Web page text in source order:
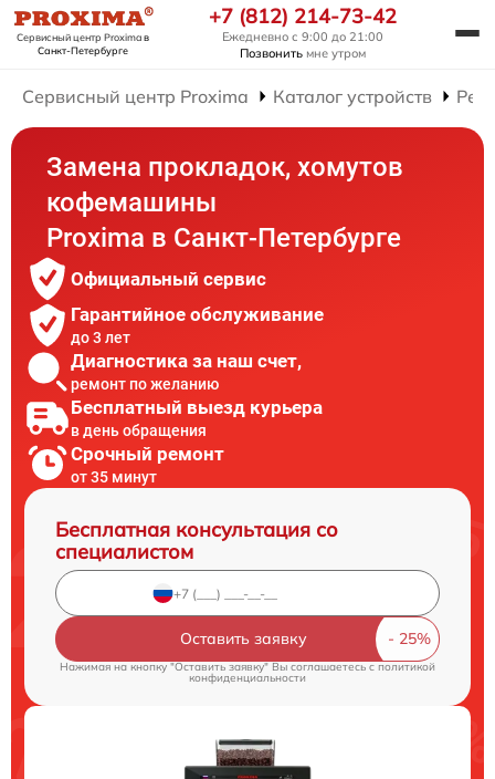
Сервисный центр Proximaв
Санкт-Петербурге
+7 (812) 214-73-42
Ежедневно с 9:00 до 21:00
Позвонить мне утром
Сервисный центр Proxima Каталог устройств
Замена прокладок, хомутов
кофемашины
Proxima в Санкт-Петербурге
Официальный сервис
Гарантийное обслуживание
до 3 лет
Диагностика за наш счет,
ремонт по желанию
Бесплатный выезд курьера
в день обращения
Срочный ремонт
от 35 минут
Бесплатная консультация со
специалистом
Оставить заявку
Нажимая на кнопку "Оставить заявку" Вы соглашаетесь cполитикой
конфиденциальности